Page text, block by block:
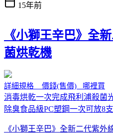
15年前
《小獅王辛巴》全
菌烘乾機
詳細規格 價錢(售價) 哪裡買
消毒烘乾一次完成飛利浦殺菌
除臭食品級PC塑鋼一次可放8
《小獅王辛巴》全新二代紫外